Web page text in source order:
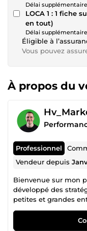
Délai
LOCA 1 : 1 fiche
en tout)
Délai
Éligible à
Vous pouvez
À propos du
Professionnel
Vendeur depuis
Bienvenue sur mon
développé des
petites et grandes
leurs Google
recherche sur
Local. 𝐌𝐞𝐬